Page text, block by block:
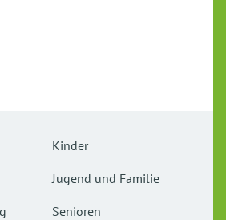
Kinder
Jugend und Familie
Senioren